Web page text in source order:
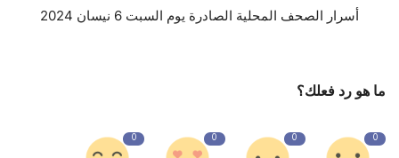
أسرار الصحف المحلية الصادرة يوم السبت 6 نيسان 2024
ما هو رد فعلك؟
0
0
0
0